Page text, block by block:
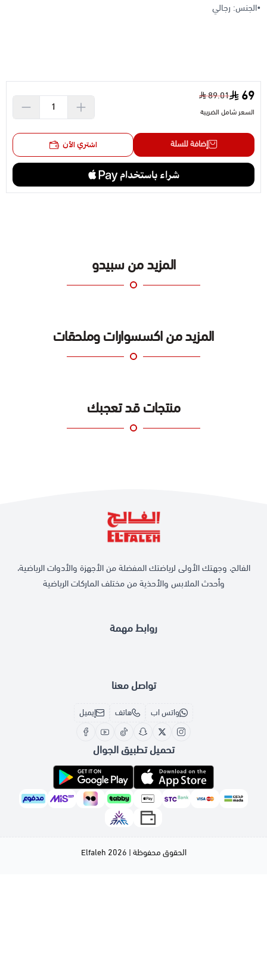
•الجنس: رجالي
69
89.01
السعر شامل الضريبة
إضافة للسلة اشتري الآن
المزيد من سبيدو
المزيد من اكسسوارات وملحقات
منتجات قد تعجبك
روابط مهمة
الفالح، وجهتك الأولى لرياضتك المفضلة من الأجهزة والأدوات الرياضية،
وأحدث الملابس والأحذية من مختلف الماركات الرياضية
تواصل معنا
واتس اب هاتف إيميل
تحميل تطبيق الجوال
الحقوق محفوظة | 2026 Elfaleh